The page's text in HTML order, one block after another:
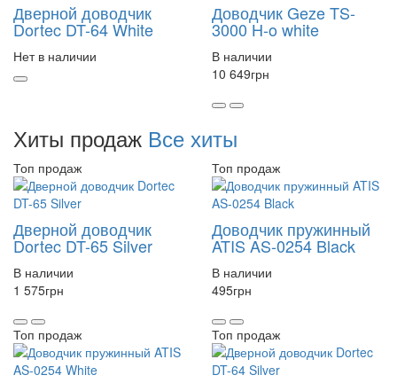
Дверной доводчик
Dortec DT-64 White
Нет в наличии
Доводчик Geze TS-
3000 H-o white
В наличии
10 649грн
Хиты продаж Все хиты
Топ продаж
Дверной доводчик
Dortec DT-65 Silver
В наличии
1 575грн
Топ продаж
Доводчик пружинный
ATIS AS-0254 Black
В наличии
495грн
Топ продаж Топ продаж